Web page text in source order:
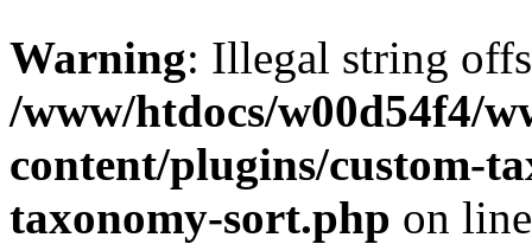
Warning: Illegal string
/www/htdocs/w00d54f4/
content/plugins/custom-
taxonomy-sort.php on